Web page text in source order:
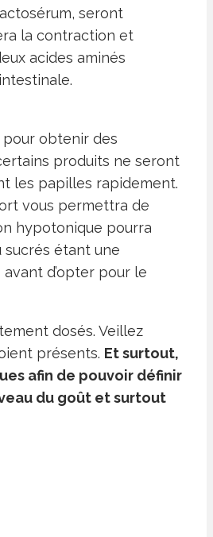
seront
la contraction et
acides aminés
pour obtenir des
produits ne seront
les papilles rapidement.
vous permettra de
hypotonique pourra
sucrés étant une
d’opter pour le
dosés. Veillez
présents. Et surtout,
afin de pouvoir définir
du goût et surtout